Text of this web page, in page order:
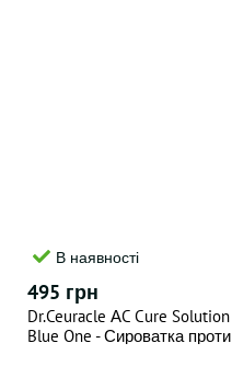
В наявності
495 грн
Dr.Ceuracle АC Cure Solution
Blue One - Сироватка проти